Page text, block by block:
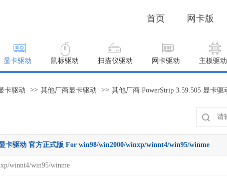
首页 网卡版
显卡驱动 鼠标驱动 扫描仪驱动 网卡驱动 主板驱动
卡驱动 >> 其他厂商显卡驱动 >>
卡驱动 官方正式版 For win98/win2000/winxp/winnt4/win95/winme
winnt4/win95/winme